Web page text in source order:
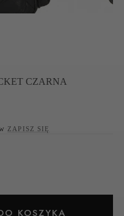
CZARNA
ZAPISZ SIĘ
KOSZYKA